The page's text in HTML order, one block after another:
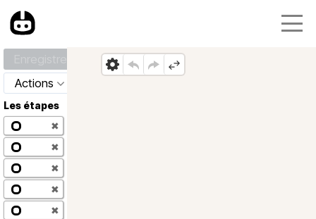
Actions
Les étapes
✖
✖
✖
✖
✖